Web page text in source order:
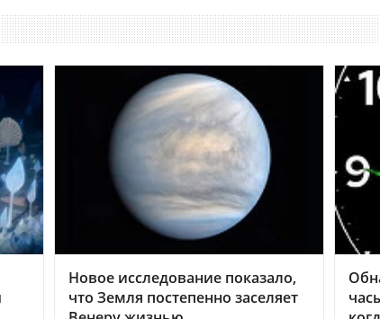
Новое исследование показало,
что Земля постепенно заселяет